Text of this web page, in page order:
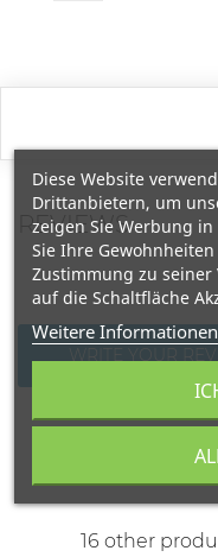
REVIEWS
WRITE YOUR
16 other
Diese Website
Drittanbietern, um
zeigen Sie Werbung
Sie Ihre
Zustimmung zu seiner
auf die Schaltfläche
Weitere Informationen